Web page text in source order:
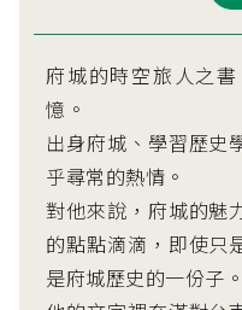
府城的時空旅人之
憶。
出身府城、學習歷史
乎尋常的熱情。
對他來說，府城的魅
的點點滴滴，即使只
是府城歷史的一份子。